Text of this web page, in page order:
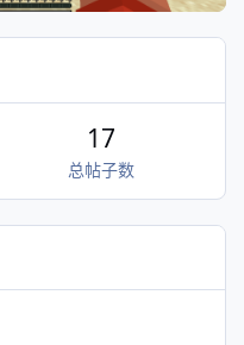
总帖子数
17